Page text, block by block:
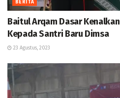
BERITA
Baitul Arqam Dasar
Kepada Santri Baru Dimsa
23 Agustus, 2023